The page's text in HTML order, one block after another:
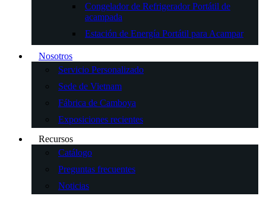
Congelador de Refrigerador Portátil de
acampada
Estación de Energía Portátil para Acampar
Nosotros
Servicio Personalizado
Sede de Vietnam
Fábrica de Camboya
Exposiciones recientes
Recursos
Catálogo
Preguntas frecuentes
Noticias